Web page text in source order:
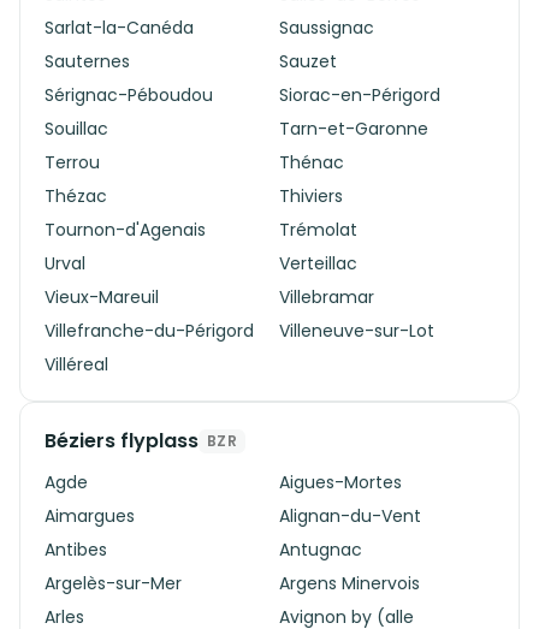
Sarlat-la-Canéda
Saussignac
Sauternes
Sauzet
Sérignac-Péboudou
Siorac-en-Périgord
Souillac
Tarn-et-Garonne
Terrou
Thénac
Thézac
Thiviers
Tournon-d'Agenais
Trémolat
Urval
Verteillac
Vieux-Mareuil
Villebramar
Villefranche-du-Périgord
Villeneuve-sur-Lot
Villéreal
Béziers flyplass BZR
Agde
Aigues-Mortes
Aimargues
Alignan-du-Vent
Antibes
Antugnac
Argelès-sur-Mer
Argens Minervois
Arles
Avignon by (alle